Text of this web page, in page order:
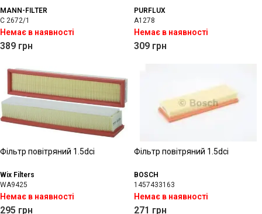
MANN-FILTER
C 2672/1
Немає в наявності
389 грн
PURFLUX
A1278
Немає в наявності
309 грн
Фільтр повітряний 1.5dci
Wix Filters
WA9425
Немає в наявності
295 грн
Фільтр повітряний 1.5dci
BOSCH
1457433163
Немає в наявності
271 грн